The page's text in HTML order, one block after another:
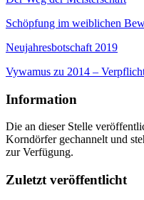
Schöpfung im weiblichen
Neujahresbotschaft 2019
Vywamus zu 2014 –
Information
Die an dieser Stelle
Korndörfer gechannelt und
zur Verfügung.
Zuletzt veröffentlicht